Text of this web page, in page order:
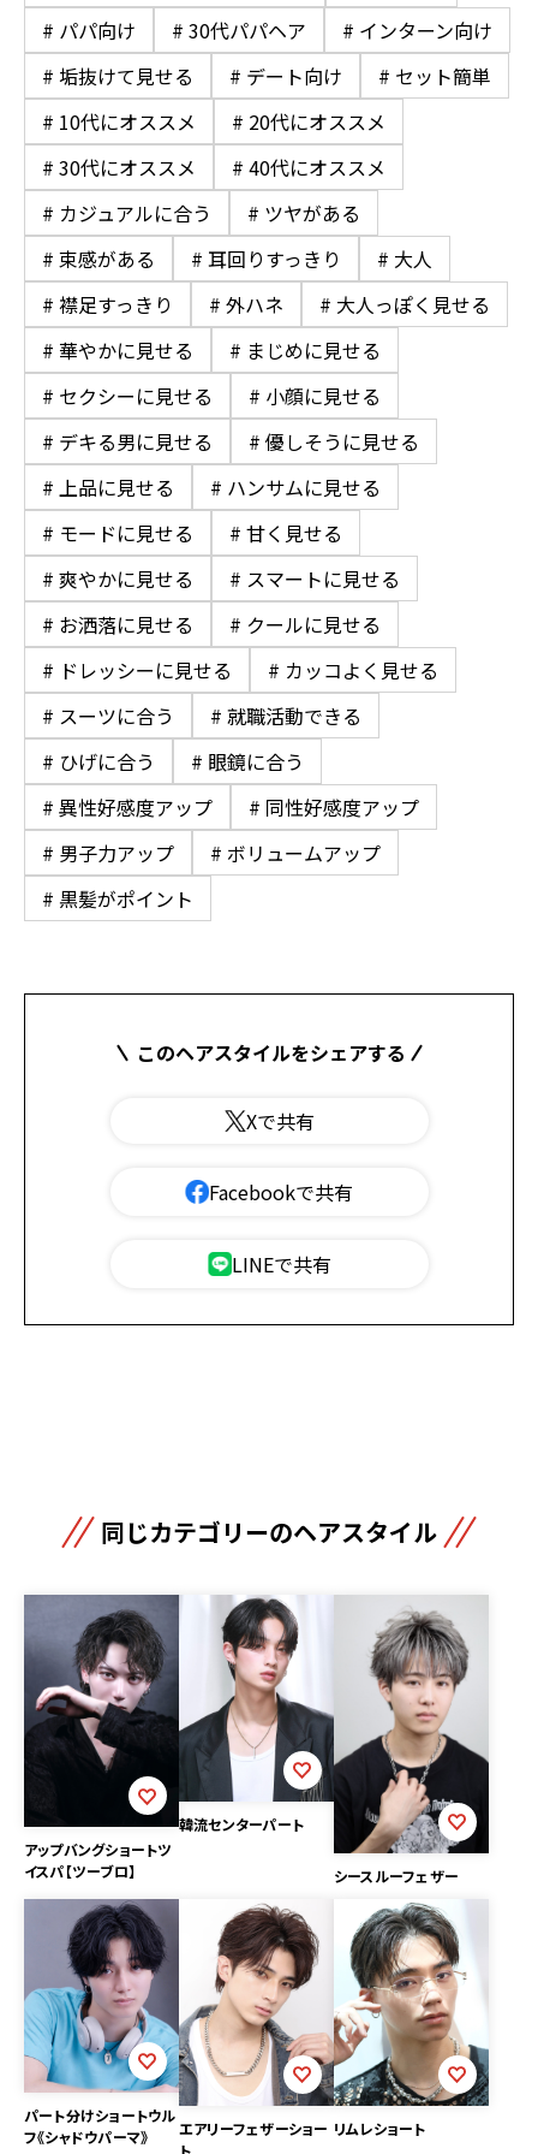
# パパ向け
# 30代パパヘア
# インターン向け
# 垢抜けて見せる
# デート向け
# セット簡単
# 10代にオススメ
# 20代にオススメ
# 30代にオススメ
# 40代にオススメ
# カジュアルに合う
# ツヤがある
# 束感がある
# 耳回りすっきり
# 大人
# 襟足すっきり
# 外ハネ
# 大人っぽく見せる
# 華やかに見せる
# まじめに見せる
# セクシーに見せる
# 小顔に見せる
# デキる男に見せる
# 優しそうに見せる
# 上品に見せる
# ハンサムに見せる
# モードに見せる
# 甘く見せる
# 爽やかに見せる
# スマートに見せる
# お洒落に見せる
# クールに見せる
# ドレッシーに見せる
# カッコよく見せる
# スーツに合う
# 就職活動できる
# ひげに合う
# 眼鏡に合う
# 異性好感度アップ
# 同性好感度アップ
# 男子力アップ
# ボリュームアップ
# 黒髪がポイント
このヘアスタイルをシェアする
Xで共有
Facebookで共有
LINEで共有
同じカテゴリーのヘアスタイル
アップバングショートツ
イスパ【ツーブロ】
韓流センターパート
シースルーフェザー
パート分けショートウル
フ《シャドウパーマ》
エアリーフェザーショー
ト
リムレショート